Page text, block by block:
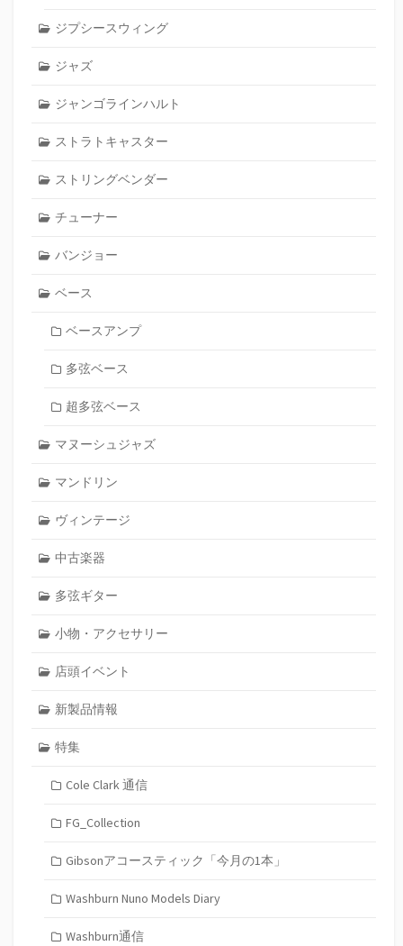
ジプシースウィング
ジャズ
ジャンゴラインハルト
ストラトキャスター
ストリングベンダー
チューナー
バンジョー
ベース
ベースアンプ
多弦ベース
超多弦ベース
マヌーシュジャズ
マンドリン
ヴィンテージ
中古楽器
多弦ギター
小物・アクセサリー
店頭イベント
新製品情報
特集
Cole Clark 通信
FG_Collection
Gibsonアコースティック「今月の1本」
Washburn Nuno Models Diary
Washburn通信